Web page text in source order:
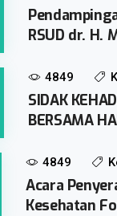
RSUD dr. H.
4849
SIDAK
BERSAMA
4849
Acara
Kesehatan